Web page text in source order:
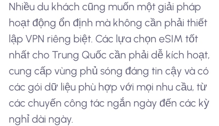
Nhiều du khách cũng muốn một giải pháp
hoạt động ổn định mà không cần phải thiết
lập VPN riêng biệt. Các lựa chọn eSIM tốt
nhất cho Trung Quốc cần phải dễ kích hoạt,
cung cấp vùng phủ sóng đáng tin cậy và có
các gói dữ liệu phù hợp với mọi nhu cầu, từ
các chuyến công tác ngắn ngày đến các kỳ
nghỉ dài ngày.